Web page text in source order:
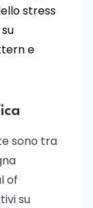
stress
e
sono tra
of
su